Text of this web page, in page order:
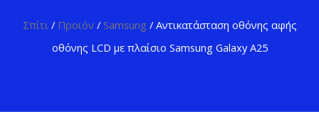
Σπίτι/ Προϊόν / Samsung / Αντικατάσταση οθόνης αφής
οθόνης LCD με πλαίσιο Samsung Galaxy A25